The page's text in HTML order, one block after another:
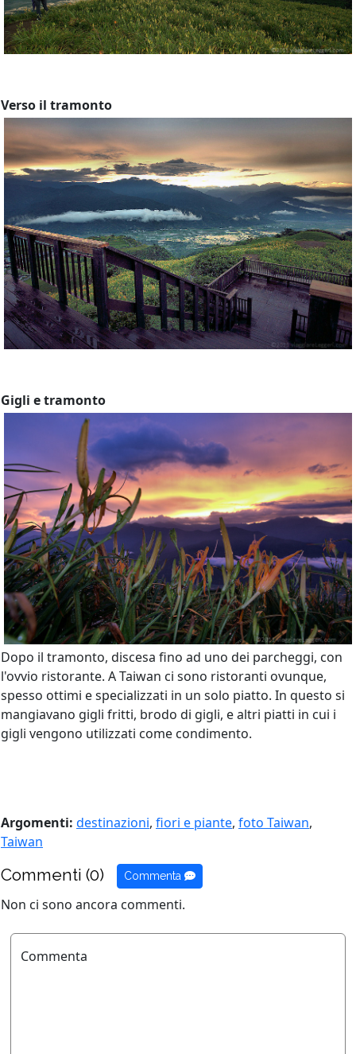
Verso il tramonto
Gigli e tramonto
Dopo il tramonto, discesa fino ad uno dei parcheggi, con
l'ovvio ristorante. A Taiwan ci sono ristoranti ovunque,
spesso ottimi e specializzati in un solo piatto. In questo si
mangiavano gigli fritti, brodo di gigli, e altri piatti in cui i
gigli vengono utilizzati come condimento.
Argomenti: destinazioni, fiori e piante, foto Taiwan,
Taiwan
Commenti (0) Commenta
Non ci sono ancora commenti.
Commenta